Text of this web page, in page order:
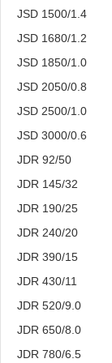
JSD 1500/1.4
JSD 1680/1.2
JSD 1850/1.0
JSD 2050/0.8
JSD 2500/1.0
JSD 3000/0.6
JDR 92/50
JDR 145/32
JDR 190/25
JDR 240/20
JDR 390/15
JDR 430/11
JDR 520/9.0
JDR 650/8.0
JDR 780/6.5